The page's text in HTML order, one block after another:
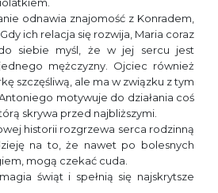
odnawia znajomość z Konradem,
ich relacja się rozwija, Maria coraz
siebie myśl, że w jej sercu jest
mężczyzny. Ojciec również
szczęśliwą, ale ma w związku z tym
motywuje do działania coś
skrywa przed najbliższymi.
historii rozgrzewa serca rodzinną
na to, że nawet po bolesnych
mogą czekać cuda.
świąt i spełnią się najskrytsze